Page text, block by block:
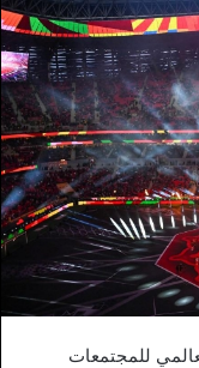
للمجتمعات